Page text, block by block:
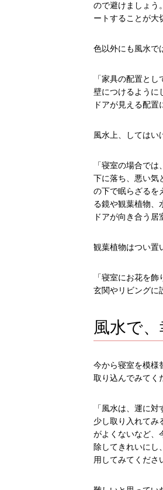
ので避けましょう
ートすることが大
色以外にも風水で
「家具の配置と
壁につけるように
ドアが見える配置
風水上、してはい
「寝室の場合で
下に落ち、悪い気
の下で眠らざるを
る鏡や観葉植物、
ドアが向き合う居
観葉植物はつい置
「寝室にお花を
玄関やリビングに
風水で
今から寝室を模様
取り込んでみてく
「風水は、運に
少し取り入れてみ
がよくないなど、
除してきれいにし
用してみてくださ